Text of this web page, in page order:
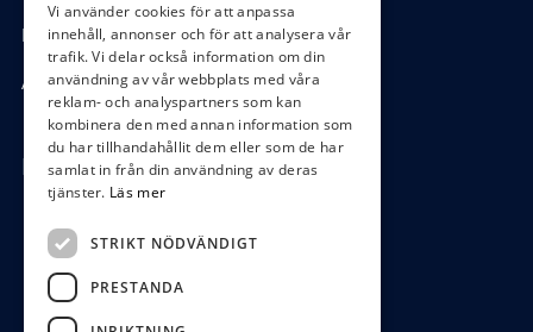
Hantering GDPR
Ångra köp
Hör av dig
0472-104 80
boys@waterboys.se
Vi använder cookies för att anpassa
innehåll, annonser och för att analysera vår
trafik. Vi delar också information om din
användning av vår webbplats med våra
reklam- och analyspartners som kan
kombinera den med annan information som
du har tillhandahållit dem eller som de har
samlat in från din användning av deras
tjänster. Läs mer
STRIKT NÖDVÄNDIGT
PRESTANDA